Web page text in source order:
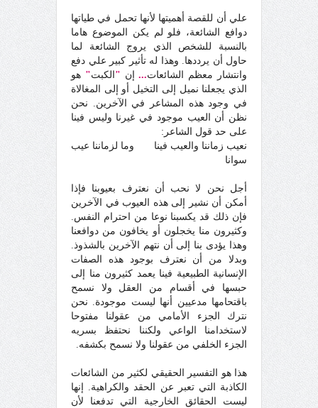
علي أن للقصة أهميتها لأنها تحمل في طياتها
دوافع الشائعة، فلو لم يكن الموضوع هاما
بالنسبة للشخص الذي يروج الشائعة لما
حاول أن يرددها. وهذا له تأثير كبير علي دفع
وانتشار معظم الشائعات...إن " الكبت" هو
الذي يجعلنا نميل إلى التخيل أو إلى المغالاة
في وجود هذه المشاعر في الآخرين. نحن
نظن أن العيب موجود في غيرنا وليس فينا
على حد قول الشاعر:
نعيب زماننا والعيب فينا وما لزماننا عيب
سوانا
أجل نحن لا نحب أن نعترف بعيوبنا فإذا
أمكن أن نشير إلى هذه العيوب في الآخرين
فإن ذلك قد يكسبنا نوعا من احترام النفس.
وكثيرون منا يخجلون أو يخافون من دوافعنا
وهذا يؤدى بنا إلى أن نتهم الآخرين بالشذوذ.
وبدلا من أن نعترف بوجود هذه الصفات
الإنسانية الطبيعية فينا يعمد كثيرون منا إلى
حبسها في أقسام من العقل ولا نسمح
باقتحامها مدعيين أنها ليست موجودة. نحن
نترك الجزء الأمامي من عقولنا مفتوحا
لاستخدامنا الواعي ولكننا نحتفظ بسريه
الجزء الخلفي من عقولنا ولا نسمح بكشفه.
هذا هو التفسير الحقيقي لكثير من الشائعات
الكاذبة التي تعبر عن الحقد والكراهية. إنها
ليست الحقائق الخارجية التي تدفعنا لأن